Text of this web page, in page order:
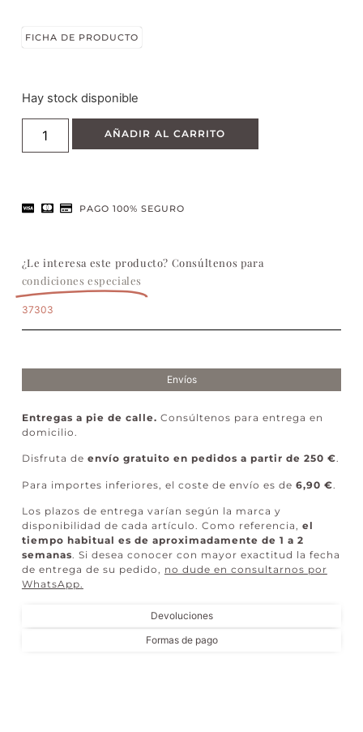
FICHA DE PRODUCTO
Hay stock disponible
AÑADIR AL CARRITO
PAGO 100% SEGURO
¿Le interesa este producto? Consúltenos para
condiciones especiales
37303
Envíos
Devoluciones
Formas de pago
Entregas a pie de calle. Consúltenos para entrega en
domicilio.
Disfruta de envío gratuito en pedidos a partir de 250 €.
Para importes inferiores, el coste de envío es de 6,90 €
Los plazos de entrega varían según la marca y
disponibilidad de cada artículo. Como referencia, el
tiempo habitual es de aproximadamente de 1 a 2
semanas . Si desea conocer con mayor exactitud la fecha
de entrega de su pedido, no dude en consultarnos por
WhatsApp